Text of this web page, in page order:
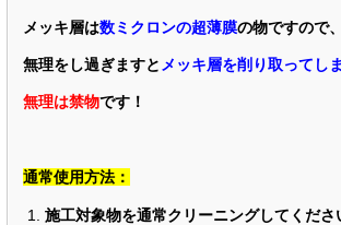
メッキ層は数ミクロンの超薄膜の物ですので、
無理をし過ぎますと メッキ層を削り取ってし
無理は禁物です！
通常使用方法：
施工対象物を通常クリーニングしてくださ